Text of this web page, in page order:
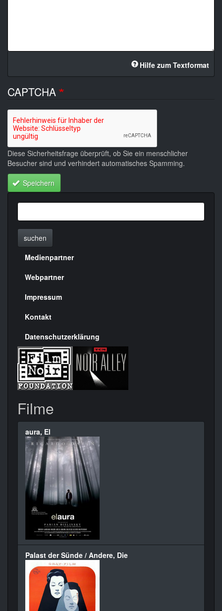
Hilfe zum Textformat
CAPTCHA
Diese Sicherheitsfrage überprüft, ob Sie ein menschlicher
Besucher sind und verhindert automatisches Spamming.
Speichern
suchen
Menülinks
rechte
Seite
Medienpartner
Webpartner
Impressum
Kontakt
Datenschutzerklärung
Filme
aura, El
Palast der Sünde / Andere, Die